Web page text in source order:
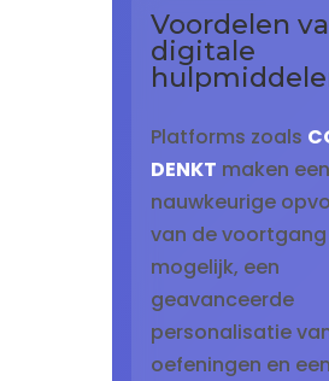
Voordelen
digitale
Platforms zoals
DENKT maken een
nauwkeurige
van de voortgang
mogelijk, een
geavanceerde
personalisatie
oefeningen en een